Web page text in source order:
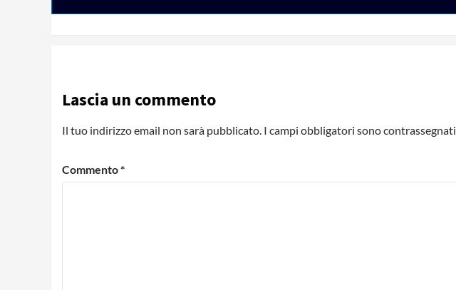
Lascia un commento
Il tuo indirizzo email non sarà pubblicato. I campi obbligatori sono contrassegnati
Commento*